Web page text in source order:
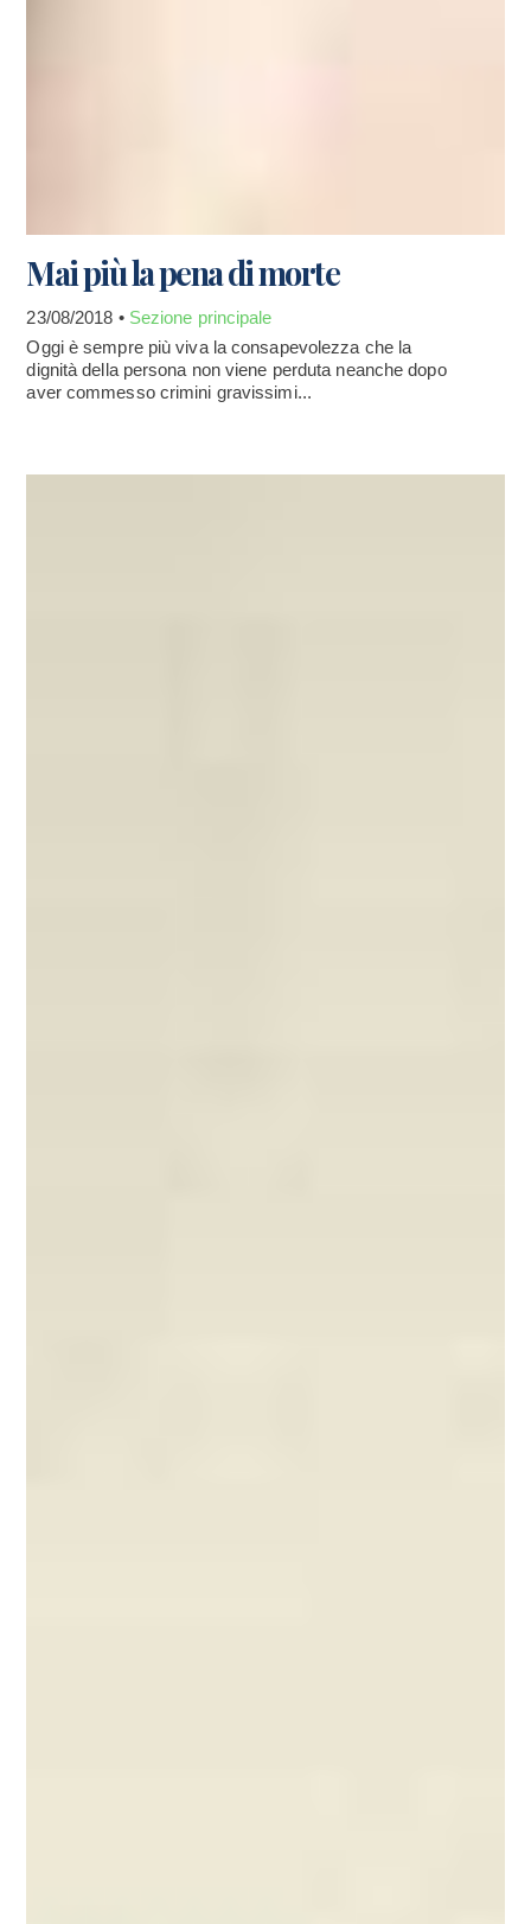
Mai più la pena di morte
23/08/2018 • Sezione principale
Oggi è sempre più viva la consapevolezza che la
dignità della persona non viene perduta neanche dopo
aver commesso crimini gravissimi...